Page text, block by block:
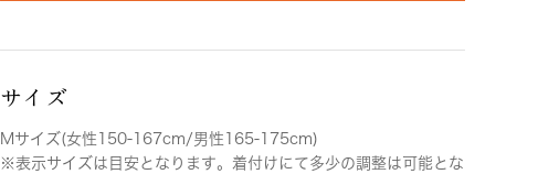
サイズ
Mサイズ(女性150-167cm/男性165-175cm)
※表示サイズは目安となります。着付けにて多少の調整は可能とな